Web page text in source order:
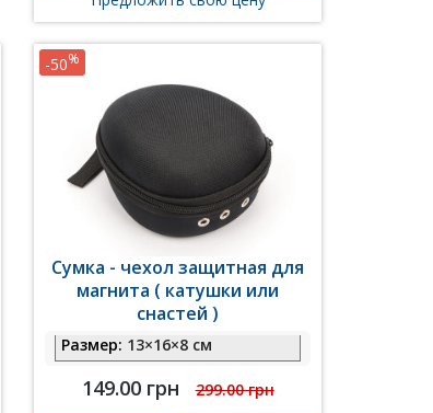
Сумка - чехол защитная для
магнита ( катушки или
снастей )
Размер: 13×16×8 см
149.00 грн 299.00 грн
-50%